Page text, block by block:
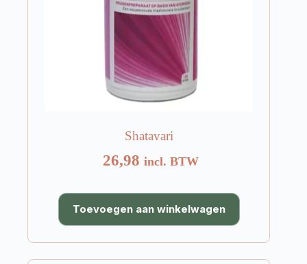
Shatavari
26,98 incl. BTW
Toevoegen aan winkelwagen